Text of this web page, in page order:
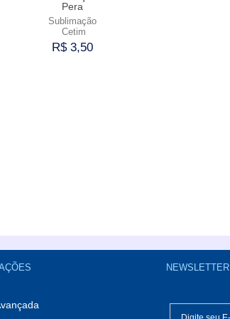
Pera
Sublimação
Cetim
R$ 3,50
NEWSLETTER